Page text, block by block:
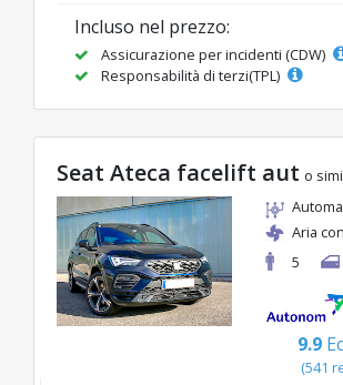
Incluso nel prezzo:
Assicurazione per incidenti (CDW)
Responsabilità di terzi(TPL)
Seat Ateca facelift aut o
Aria
5
9.9
(541